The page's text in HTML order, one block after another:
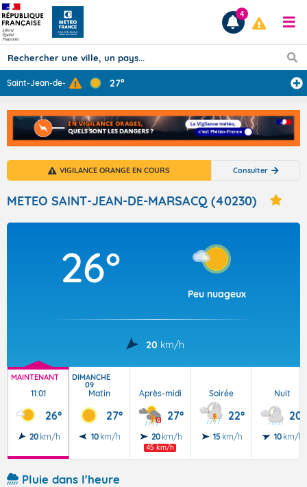
Prévisions
TOUS LES RÉSULTATS
Articles
4
Saint-Jean-de-M... 27°
VIGILANCE ORANGE EN COURS Consulter
METEO SAINT-JEAN-DE-MARSACQ (40230)
26°
Peu nuageux
20 km/h
MAINTENANT
11:01
26°
20 km/h
DIMANCHE
09
Matin
27°
10 km/h
Après-midi
27°
20 km/h
45 km/h
Soirée
22°
15 km/h
Nuit
20°
10 km/h
Pluie dans l'heure